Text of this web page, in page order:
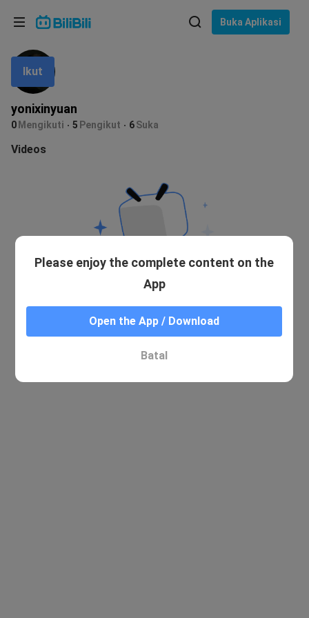
Buka Aplikasi
yonixinyuan
0 Mengikuti 5 Pengikut 6Suka
Ikut
Videos
Bahasa: Bahasa Melayu
In
Pilih bahasa
English
ภาษาไทย
Tiếng Việt
Please enjoy the complete content on the
App
Open the App / Download
Batal